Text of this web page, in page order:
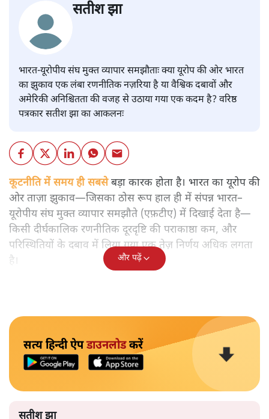
सतीश झा
भारत-यूरोपीय संघ मुक्त व्यापार समझौताः क्या यूरोप की ओर भारत
का झुकाव एक लंबा रणनीतिक नज़रिया है या वैश्विक दबावों और
अमेरिकी अनिश्चितता की वजह से उठाया गया एक कदम है? वरिष्ठ
पत्रकार सतीश झा का आकलनः
कूटनीति में समय ही सबसेबड़ा कारक होता है। भारत का यूरोप की
ओर ताज़ा झुकाव—जिसका ठोस रूप हाल ही में संपन्न भारत–
यूरोपीय संघ मुक्त व्यापार समझौते (एफ़टीए) में दिखाई देता है—
किसी दीर्घकालिक रणनीतिक दूरदृष्टि की पराकाष्ठा कम, और
परिस्थितियों के दबाव में लिया गया एक तेज़ निर्णय अधिक लगता
है।
और पढ़ें
सत्य हिन्दी ऐपडाउनलोडकरें